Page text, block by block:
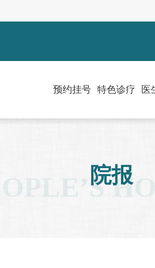
预约挂号 特色诊疗 医
院报